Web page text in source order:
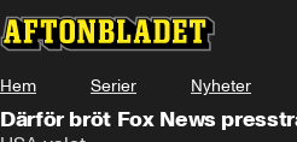
Hem Serier Nyheter
Därför bröt Fox News